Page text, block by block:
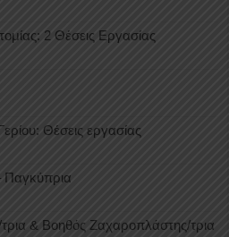
2 Θέσεις Εργασίας
Θέσεις εργασίας
Παγκύπρια
& Βοηθός Ζαχαροπλάστης/τρια